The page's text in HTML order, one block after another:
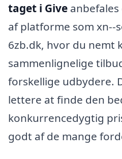
taget i Give
af platforme som xn--
6zb.dk, hvor du nemt
sammenlignelige
forskellige udbydere.
lettere at finde den
konkurrencedygtig
godt af de mange